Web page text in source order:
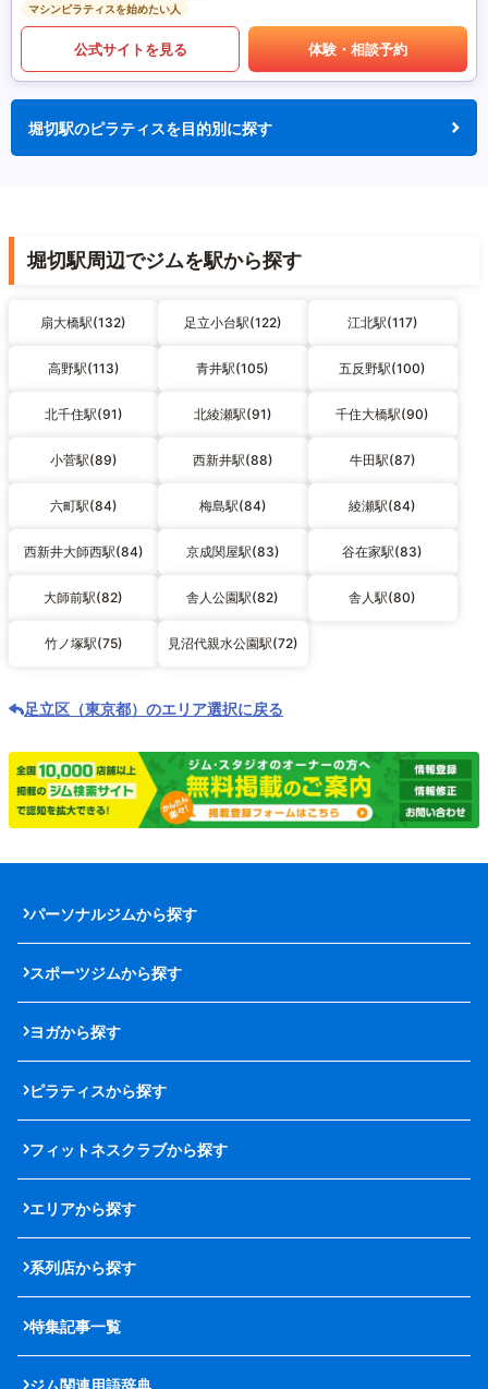
マシンピラティスを始めたい人
公式サイトを見る 体験・相談予約
堀切駅のピラティスを目的別に探す
堀切駅周辺でジムを駅から探す
扇大橋駅(132) 足立小台駅(122) 江北駅(117)
高野駅(113) 青井駅(105) 五反野駅(100)
北千住駅(91) 北綾瀬駅(91) 千住大橋駅(90)
小菅駅(89) 西新井駅(88) 牛田駅(87)
六町駅(84) 梅島駅(84) 綾瀬駅(84)
西新井大師西駅(84) 京成関屋駅(83) 谷在家駅(83)
大師前駅(82) 舎人公園駅(82) 舎人駅(80)
竹ノ塚駅(75) 見沼代親水公園駅(72)
足立区（東京都）のエリア選択に戻る
パーソナルジムから探す
スポーツジムから探す
ヨガから探す
ピラティスから探す
フィットネスクラブから探す
エリアから探す
系列店から探す
特集記事一覧
ジム関連用語辞典